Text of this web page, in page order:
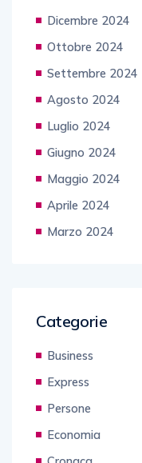
Dicembre 2024
Ottobre 2024
Settembre 2024
Agosto 2024
Luglio 2024
Giugno 2024
Maggio 2024
Aprile 2024
Marzo 2024
Categorie
Business
Express
Persone
Economia